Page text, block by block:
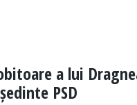
a lui
PSD